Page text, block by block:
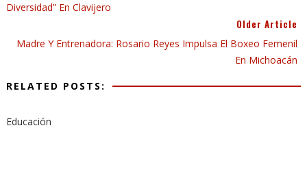
Diversidad” En Clavijero
Older Article
Madre Y Entrenadora: Rosario Reyes Impulsa El Boxeo Femenil
En Michoacán
RELATED POSTS:
Educación